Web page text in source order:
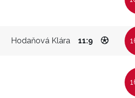
Hodaňová Klára 11:9